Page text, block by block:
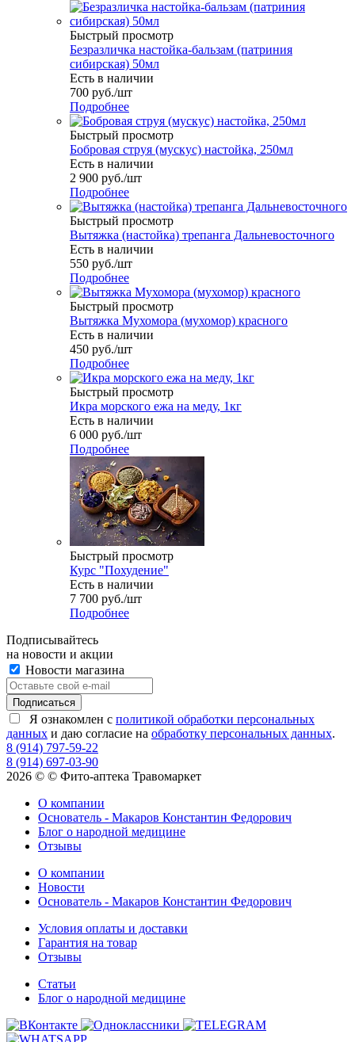
Быстрый просмотр
Безразличка настойка-бальзам (патриния
сибирская) 50мл
Есть в наличии
700 руб./шт
Подробнее
Быстрый просмотр
Бобровая струя (мускус) настойка, 250мл
Есть в наличии
2 900 руб./шт
Подробнее
Быстрый просмотр
Вытяжка (настойка) трепанга Дальневосточного
Есть в наличии
550 руб./шт
Подробнее
Быстрый просмотр
Вытяжка Мухомора (мухомор) красного
Есть в наличии
450 руб./шт
Подробнее
Быстрый просмотр
Икра морского ежа на меду, 1кг
Есть в наличии
6 000 руб./шт
Подробнее
Быстрый просмотр
Курс "Похудение"
Есть в наличии
7 700 руб./шт
Подробнее
Подписывайтесь
на новости и акции
Новости магазина
Я ознакомлен с политикой обработки персональных
данных и даю согласие на обработку персональных данных.
8 (914) 797-59-22
8 (914) 697-03-90
2026 © © Фито-аптека Травомаркет
О компании
Основатель - Макаров Константин Федорович
Блог о народной медицине
Отзывы
О компании
Новости
Основатель - Макаров Константин Федорович
Условия оплаты и доставки
Гарантия на товар
Отзывы
Статьи
Блог о народной медицине